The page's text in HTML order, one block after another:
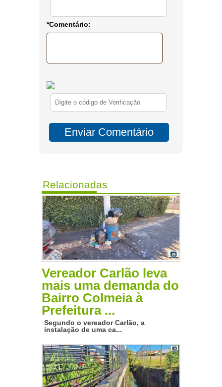
*Comentário:
Relacionadas
Vereador Carlão leva
mais uma demanda do
Bairro Colmeia à
Prefeitura ...
Segundo o vereador Carlão, a
instalação de uma ca...